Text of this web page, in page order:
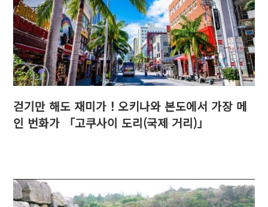
걷기만 해도 재미가！오키나와 본도에서 가장 메
인 번화가 「고쿠사이 도리(국제 거리)」